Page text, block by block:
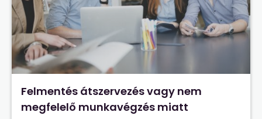
Felmentés átszervezés vagy nem
megfelelő munkavégzés miatt